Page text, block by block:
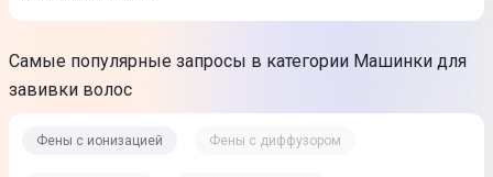
Самые популярные запросы в категории Машинки для
завивки волос
Фены с ионизацией Фены с диффузором